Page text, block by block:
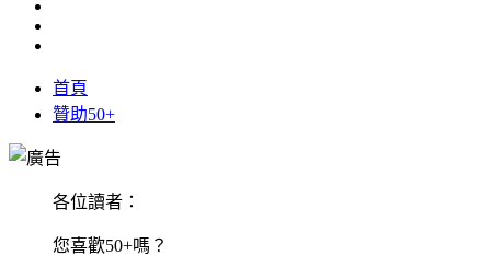
首頁
贊助50+
各位讀者：
您喜歡50+嗎？